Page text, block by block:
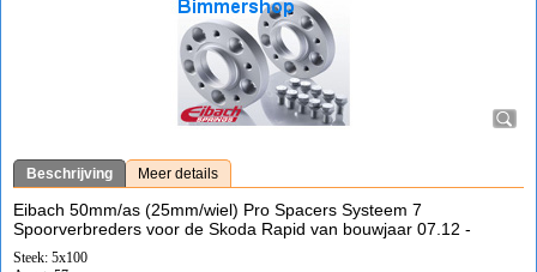
Beschrijving Meer details
Eibach 50mm/as (25mm/wiel) Pro Spacers Systeem 7
Spoorverbreders voor de Skoda Rapid van bouwjaar 07.12 -
Steek: 5x100